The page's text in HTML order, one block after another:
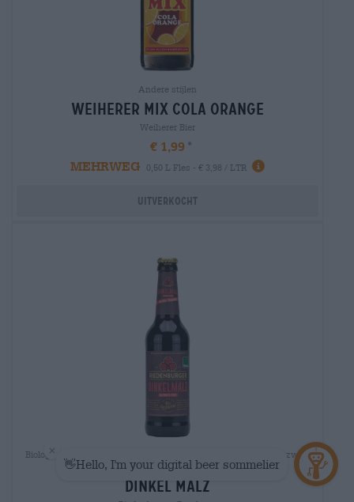
Andere stijlen
weiherer mix cola orange
Weiherer Bier
€ 1,99
MEHRWEG
0,50 L Fles - € 3,98 / LTR
Uitverkocht
Biologische bieren (DE-ÖKO-006) | Frankisch bier | Donker en zwart
bier
dinkel malz